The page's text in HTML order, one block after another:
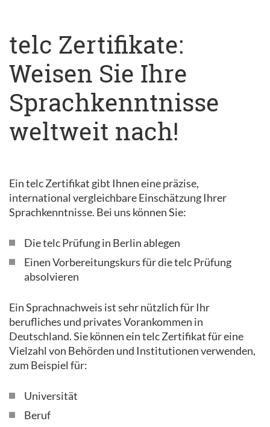
telc Zertifikate:
Weisen Sie Ihre
Sprachkenntnisse
weltweit nach!
Ein telc Zertifikat gibt Ihnen eine präzise,
international vergleichbare Einschätzung Ihrer
Sprachkenntnisse. Bei uns können Sie:
Die telc Prüfung in Berlin ablegen
Einen Vorbereitungskurs für die telc Prüfung
absolvieren
Ein Sprachnachweis ist sehr nützlich für Ihr
berufliches und privates Vorankommen in
Deutschland. Sie können ein telc Zertifikat für eine
Vielzahl von Behörden und Institutionen verwenden,
zum Beispiel für:
Universität
Beruf